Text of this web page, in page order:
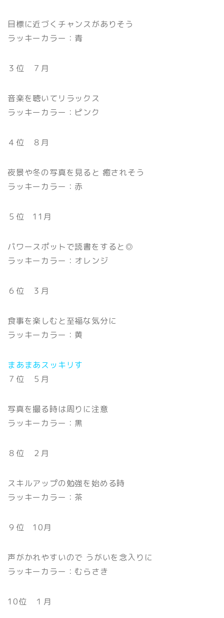
目標に近づくチャンスがありそう
ラッキーカラー：青
３位 ７月
音楽を聴いてリラックス
ラッキーカラー：ピンク
４位 ８月
夜景や冬の写真を見ると 癒されそう
ラッキーカラー：赤
５位 11月
パワースポットで読書をすると◎
ラッキーカラー：オレンジ
６位 ３月
食事を楽しむと至福な気分に
ラッキーカラー：黄
まあまあスッキリす
７位 ５月
写真を撮る時は周りに注意
ラッキーカラー：黒
８位 ２月
スキルアップの勉強を始める時
ラッキーカラー：茶
９位 10月
声がかれやすいので うがいを念入りに
ラッキーカラー：むらさき
10位 １月